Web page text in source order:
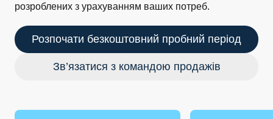
розроблених з урахуванням ваших потреб.
Розпочати безкоштовний пробний період
Зв’язатися з командою продажів